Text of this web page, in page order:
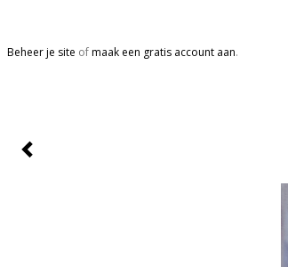
Beheer je site ofmaak een gratis account aan.